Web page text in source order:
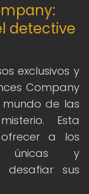
detective
exclusivos y
Company
de las
Esta
a los
únicas y
desafiar sus